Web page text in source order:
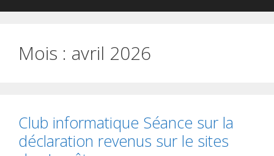
Mois : avril 2026
Club informatique Séance sur la
déclaration revenus sur le sites